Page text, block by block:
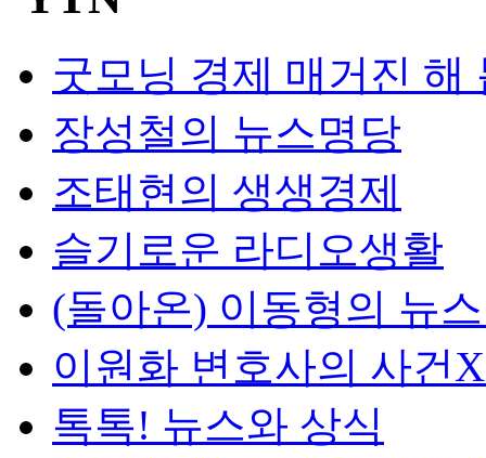
굿모닝 경제 매거진 해
장성철의 뉴스명당
조태현의 생생경제
슬기로운 라디오생활
(돌아온) 이동형의 뉴
이원화 변호사의 사건
톡톡! 뉴스와 상식